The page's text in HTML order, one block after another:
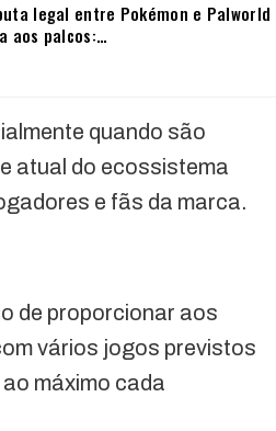
legal entre Pokémon e Palworld
aos palcos:…
quando são
atual do ecossistema
e fãs da marca.
de proporcionar aos
vários jogos previstos
máximo cada